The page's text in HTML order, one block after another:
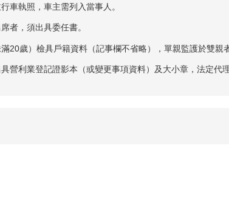
車執照，車主需列入當事人。
者，須出具委任書。
20歲）檢具戶籍資料（記事欄不省略），單親監護於雙親
營利業登記證影本（或變更事項資料）及大小章，法定代